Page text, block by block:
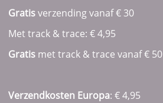
Gratisverzending vanaf € 30
Met track & trace: € 4,95
Gratis met track & trace vanaf€ 50
Verzendkosten Europa: € 4,95